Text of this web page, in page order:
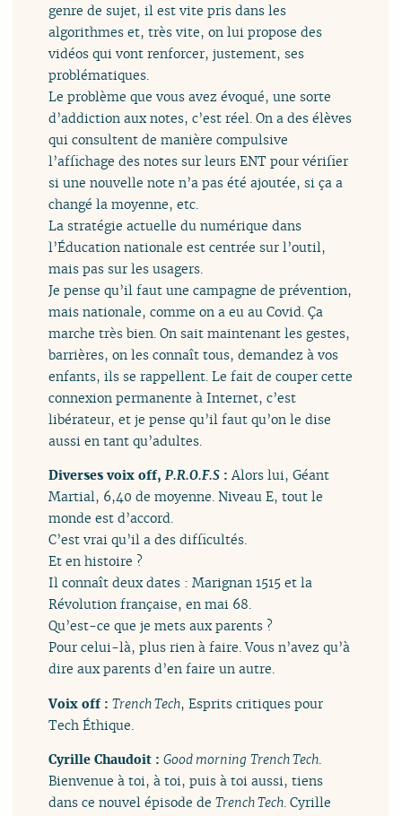
genre de sujet, il est vite pris dans les
algorithmes et, très vite, on lui propose des
vidéos qui vont renforcer, justement, ses
problématiques.
Le problème que vous avez évoqué, une sorte
d’addiction aux notes, c’est réel. On a des élèves
qui consultent de manière compulsive
l’affichage des notes sur leurs ENT pour vérifier
si une nouvelle note n’a pas été ajoutée, si ça a
changé la moyenne, etc.
La stratégie actuelle du numérique dans
l’Éducation nationale est centrée sur l’outil,
mais pas sur les usagers.
Je pense qu’il faut une campagne de prévention,
mais nationale, comme on a eu au Covid. Ça
marche très bien. On sait maintenant les gestes,
barrières, on les connaît tous, demandez à vos
enfants, ils se rappellent. Le fait de couper cette
connexion permanente à Internet, c’est
libérateur, et je pense qu’il faut qu’on le dise
aussi en tant qu’adultes.
Diverses voix off,P.R.O.F.S :Alors lui, Géant
Martial, 6,40 de moyenne. Niveau E, tout le
monde est d’accord.
C’est vrai qu’il a des difficultés.
Et en histoire ?
Il connaît deux dates : Marignan 1515 et la
Révolution française, en mai 68.
Qu’est-ce que je mets aux parents ?
Pour celui-là, plus rien à faire. Vous n’avez qu’à
dire aux parents d’en faire un autre.
Voix off :Trench Tech, Esprits critiques pour
Tech Éthique.
Cyrille Chaudoit :Good morning Trench Tech.
Bienvenue à toi, à toi, puis à toi aussi, tiens
dans ce nouvel épisode deTrench Tech. Cyrille